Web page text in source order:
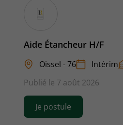
Aide Étancheur H/F
Oissel - 76 Intérim
Publié le 7 août 2026
Je postule